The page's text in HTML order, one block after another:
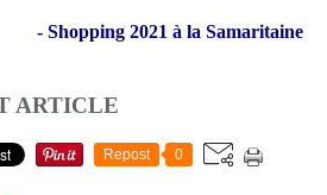
- Shopping 2021 à la Samaritaine
ARTICLE
Repost 0